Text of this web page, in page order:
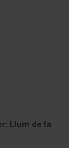
Llum de la